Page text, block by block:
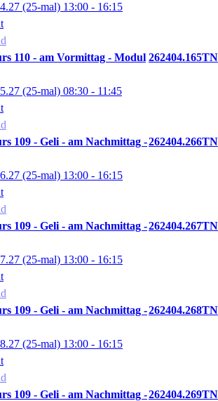
(25-mal) 13:00 - 16:15
110 - am Vormittag - Modul 262404.165TN
(25-mal) 08:30 - 11:45
109 - Geli - am Nachmittag -262404.266TN
(25-mal) 13:00 - 16:15
109 - Geli - am Nachmittag -262404.267TN
(25-mal) 13:00 - 16:15
109 - Geli - am Nachmittag -262404.268TN
(25-mal) 13:00 - 16:15
109 - Geli - am Nachmittag -262404.269TN